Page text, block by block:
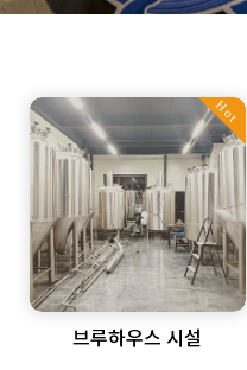
Hot
브루하우스 시설